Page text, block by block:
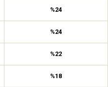
%24
%24
%22
%18